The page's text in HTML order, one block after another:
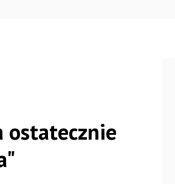
ostatecznie